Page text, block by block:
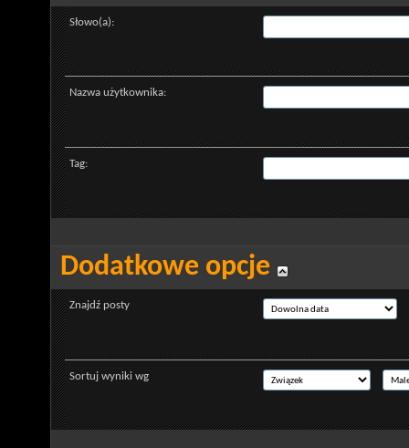
Słowo(a):
Nazwa użytkownika:
Tag:
Dodatkowe opcje
Znajdź posty
Sortuj wyniki wg